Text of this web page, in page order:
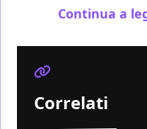
Continua a
Correlati